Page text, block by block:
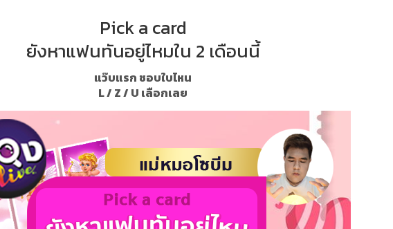
Pick a card
ยังหาแฟนทันอยู่ไหมใน 2 เดือนนี้
แว๊บแรก ชอบใบไหน
L / Z / U เลือกเลย